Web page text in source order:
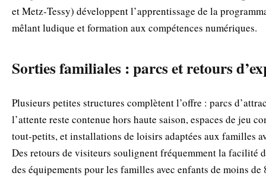
et Metz‑Tessy) développent l’apprentissage de la
mêlant ludique et formation aux compétences numériques.
Sorties familiales : parcs et retours
Plusieurs petites structures complètent l’offre : parcs
l’attente reste contenue hors haute saison, espaces de jeu
tout‑petits, et installations de loisirs adaptées aux familles
Des retours de visiteurs soulignent fréquemment la facilité
des équipements pour les familles avec enfants de moins de